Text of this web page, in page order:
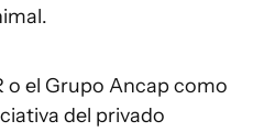
o el Grupo Ancap como
del privado